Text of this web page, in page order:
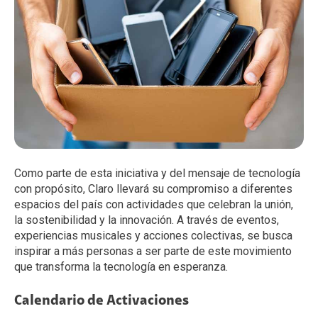
Como parte de esta iniciativa y del mensaje de tecnología
con propósito, Claro llevará su compromiso a diferentes
espacios del país con actividades que celebran la unión,
la sostenibilidad y la innovación. A través de eventos,
experiencias musicales y acciones colectivas, se busca
inspirar a más personas a ser parte de este movimiento
que transforma la tecnología en esperanza.
Calendario de Activaciones